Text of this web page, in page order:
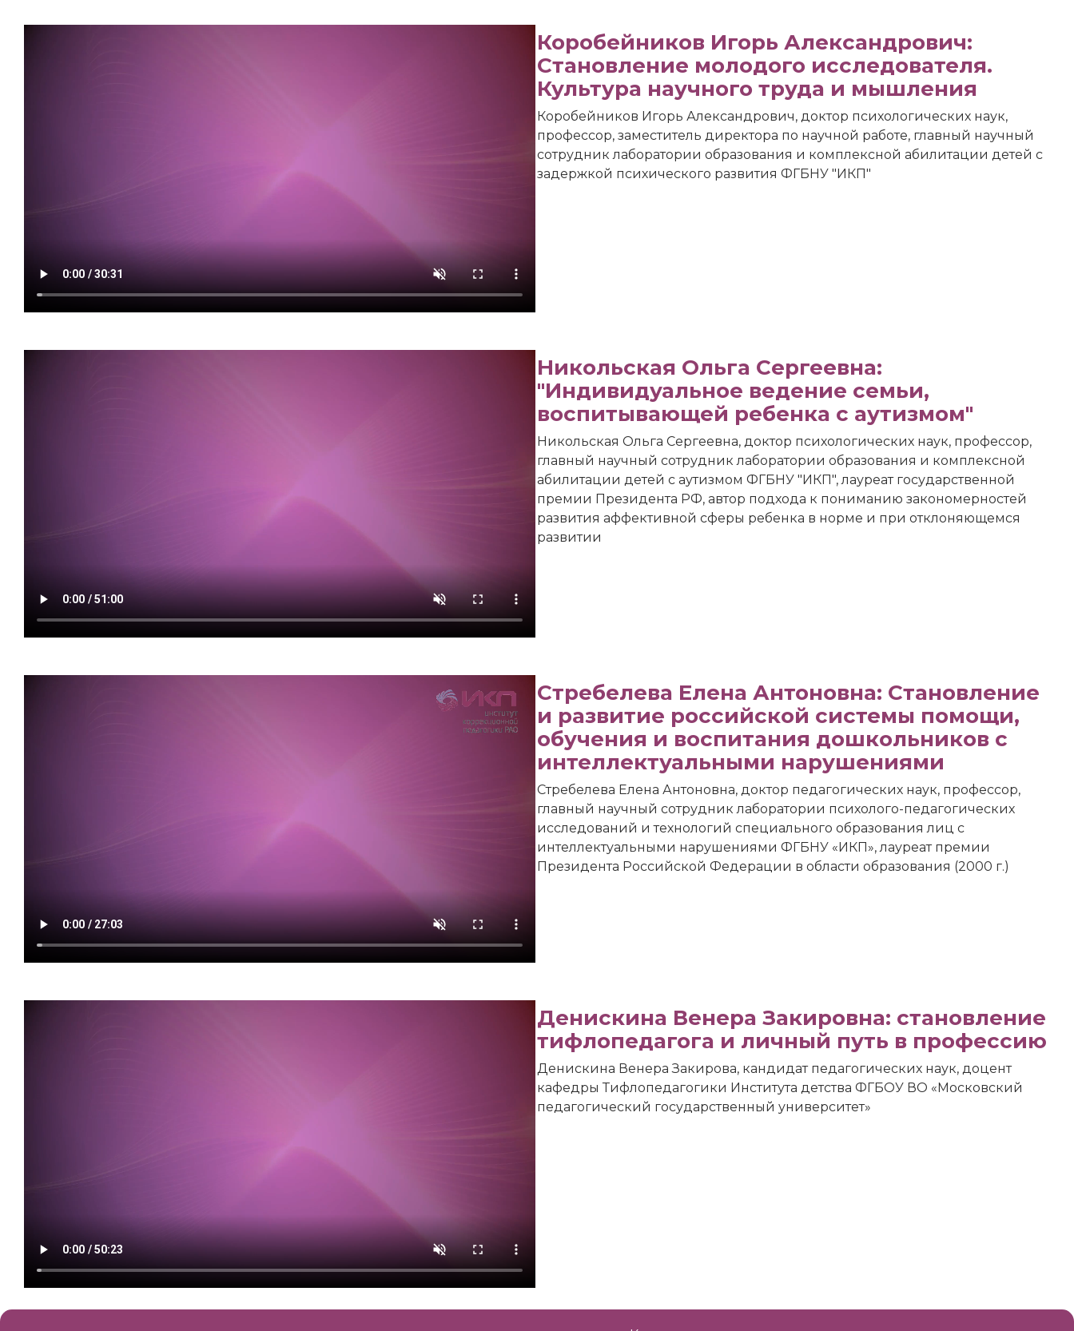
Коробейников Игорь Александрович:
Становление молодого исследователя.
Культура научного труда и мышления
Коробейников Игорь Александрович, доктор психологических наук,
профессор, заместитель директора по научной работе, главный научный
сотрудник лаборатории образования и комплексной абилитации детей с
задержкой психического развития ФГБНУ "ИКП"
Никольская Ольга Сергеевна:
"Индивидуальное ведение семьи,
воспитывающей ребенка с аутизмом"
Никольская Ольга Сергеевна, доктор психологических наук, профессор,
главный научный сотрудник лаборатории образования и комплексной
абилитации детей с аутизмом ФГБНУ "ИКП", лауреат государственной
премии Президента РФ, автор подхода к пониманию закономерностей
развития аффективной сферы ребенка в норме и при отклоняющемся
развитии
Стребелева Елена Антоновна: Становление
и развитие российской системы помощи,
обучения и воспитания дошкольников с
интеллектуальными нарушениями
Стребелева Елена Антоновна, доктор педагогических наук, профессор,
главный научный сотрудник лаборатории психолого-педагогических
исследований и технологий специального образования лиц с
интеллектуальными нарушениями ФГБНУ «ИКП», лауреат премии
Президента Российской Федерации в области образования (2000 г.)
Денискина Венера Закировна: становление
тифлопедагога и личный путь в профессию
Денискина Венера Закирова, кандидат педагогических наук, доцент
кафедры Тифлопедагогики Института детства ФГБОУ ВО «Московский
педагогический государственный университет»